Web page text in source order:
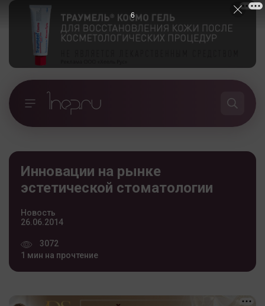
Инновации на рынке
эстетической стоматологии
Новость
26.06.2014
3072
1 мин на прочтение
5